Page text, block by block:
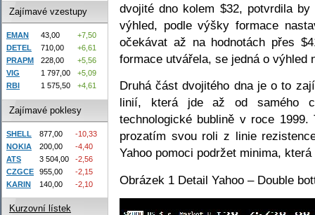
dvojité dno kolem $32, potvrdila
výhled, podle výšky formace
očekávat až na hodnotách přes
formace utvářela, se jedná o
Druhá část dvojitého dna je o to
linií, která jde až od samého
technologické bublině v roce
prozatím svou roli z linie
Yahoo pomoci podržet minima,
Obrázek 1 Detail Yahoo – Double
Zajímavé vzestupy
EMAN 43,00
+7,50
DETEL
710,00
+6,61
PRAPM
228,00
+5,56
VIG
1 797,00
+5,09
RBI
1 575,50 +4,61
Zajímavé poklesy
SHELL 877,00
-10,33
NOKIA
200,00
-4,40
ATS
3 504,00
-2,56
CZGCE
955,00
-2,15
KARIN
140,00 -2,10
Kurzovní lístek